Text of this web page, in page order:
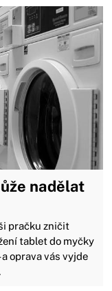
nadělat
pračku zničit
tablet do myčky
oprava vás vyjde